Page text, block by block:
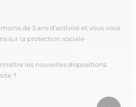
de 3 ans d’activité et vous vous
sur la protection sociale
les nouvelles dispositions
?